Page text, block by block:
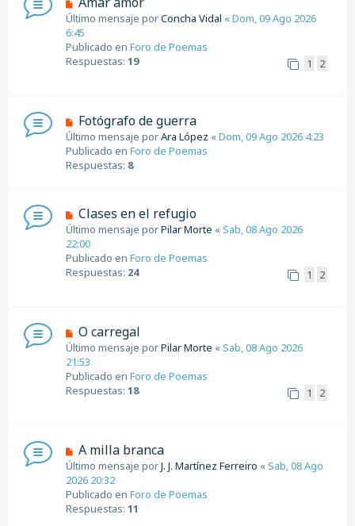
s
a
j
e
u
e
v
o
s
a
j
e
Último mensaje porConcha Vidal «Dom, 09 Ago 2026
6:45
Publicado en Foro de Poemas
Respuestas: 19 1 2
N
u
e
v
n
s
a
j
e
Fotógrafo de guerra
Último mensaje porAra López «Dom, 09 Ago 2026 4:23
Publicado en Foro de Poemas
Respuestas: 8
N
u
e
v
o
s
a
j
e
Clases en el refugio
Último mensaje porPilar Morte «Sab, 08 Ago 2026
22:00
Publicado en Foro de Poemas
Respuestas: 24 1 2
N
u
e
v
o
a
j
e
O carregal
Último mensaje porPilar Morte «Sab, 08 Ago 2026
21:53
Publicado en Foro de Poemas
Respuestas: 18 1 2
N
u
e
v
o
A milla branca
Último mensaje porJ. J. Martínez Ferreiro «Sab, 08 Ago
2026 20:32
Publicado en Foro de Poemas
Respuestas: 11